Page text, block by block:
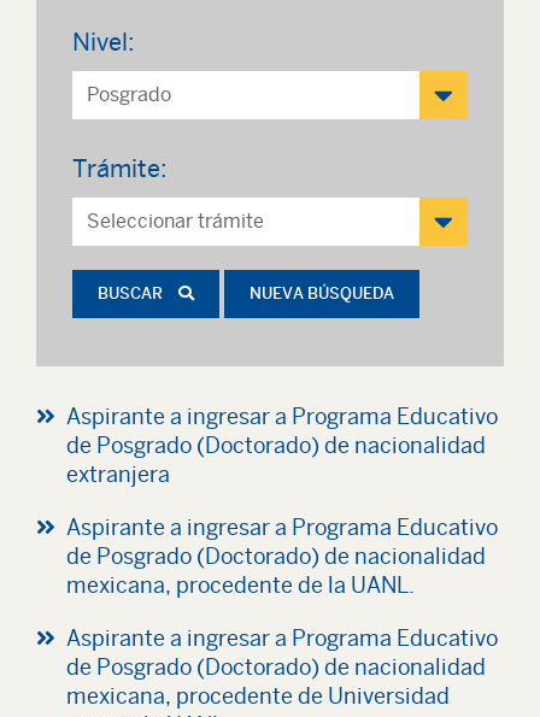
Nivel:
Trámite:
BUSCAR NUEVA BÚSQUEDA
Aspirante a ingresar a Programa Educativo
de Posgrado (Doctorado) de nacionalidad
extranjera
Aspirante a ingresar a Programa Educativo
de Posgrado (Doctorado) de nacionalidad
mexicana, procedente de la UANL.
Aspirante a ingresar a Programa Educativo
de Posgrado (Doctorado) de nacionalidad
mexicana, procedente de Universidad